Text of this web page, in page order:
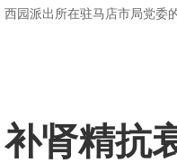
西园派出所在驻马店市局党委
补肾精抗